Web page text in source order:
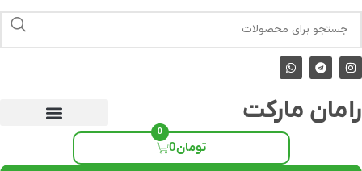
رامان مارکت
تومان0
0